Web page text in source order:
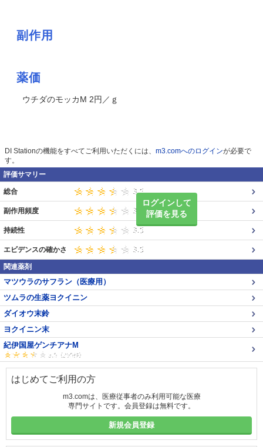
副作用
薬価
ウチダのモッカM 2円／ｇ
DI Stationの機能をすべてご利用いただくには、 m3.comへのログインが必要で
す。
評価サマリー
ログインして
評価を見る
総合
副作用頻度
持続性
エビデンスの確かさ
関連薬剤
マツウラのサフラン（医療用）
ツムラの生薬ヨクイニン
ダイオウ末鈴
ヨクイニン末
紀伊国屋ゲンチアナM
はじめてご利用の方
m3.comは、医療従事者のみ利用可能な医療
専門サイトです。会員登録は無料です。
新規会員登録